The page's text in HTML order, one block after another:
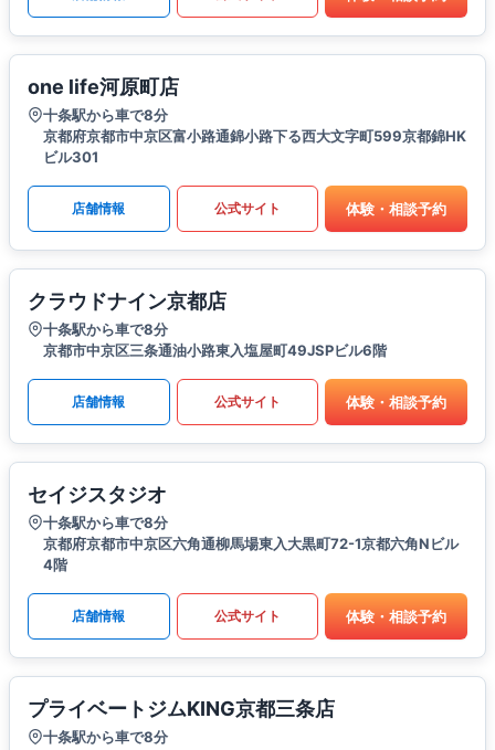
one life河原町店
十条駅から車で8分
京都府京都市中京区富小路通錦小路下る西大文字町599京都錦HK
ビル301
店舗情報 公式サイト 体験・相談予約
クラウドナイン京都店
十条駅から車で8分
京都市中京区三条通油小路東入塩屋町49JSPビル6階
店舗情報 公式サイト 体験・相談予約
セイジスタジオ
十条駅から車で8分
京都府京都市中京区六角通柳馬場東入大黒町72-1京都六角Nビル
4階
店舗情報 公式サイト 体験・相談予約
プライベートジムKING京都三条店
十条駅から車で8分